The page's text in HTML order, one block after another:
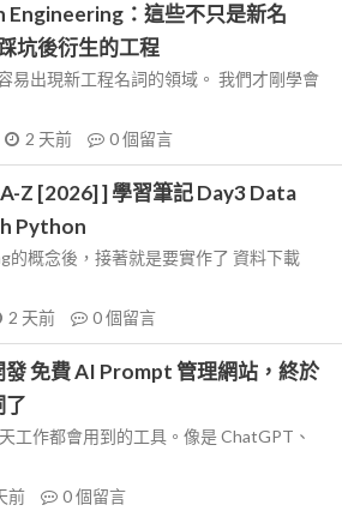
Engineering：這些不只是新名
坑後衍生的工程
易出現新工程名詞的領域。 我們才剛學會
2 天前 0個留言
Z [2026] ] 學習筆記 Day3 Data
Python
的概念後，接著就是要實作了 資料下載
2 天前 0個留言
發 免費 AI Prompt 管理網站，終於
了
工作都會用到的工具。像是 ChatGPT、
前 0個留言